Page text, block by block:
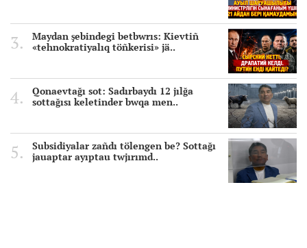
Maydan şebindegi betbwrıs: Kievtiñ
«tehnokratiyalıq töñkerisi» jä..
Qonaevtağı sot: Sadırbaydı 12 jılğa
sottağısı keletinder bwqa men..
Subsidiyalar zañdı tölengen be? Sottağı
jauaptar ayıptau twjırımd..